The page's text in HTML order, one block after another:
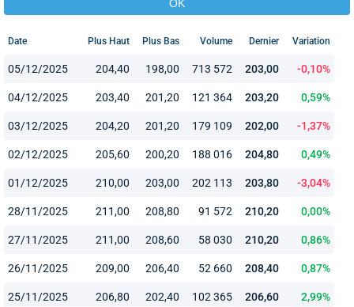
Date Plus Haut Plus Bas Volume Dernier Variation
05/12/2025 204,40 198,00 713 572 203,00 -0,10%
04/12/2025 203,40 201,20 121 364 203,20 0,59%
03/12/2025 204,20 201,20 179 109 202,00 -1,37%
02/12/2025 205,60 200,20 188 016 204,80 0,49%
01/12/2025 210,00 203,00 202 113 203,80 -3,04%
28/11/2025 211,00 208,80 91 572 210,20 0,00%
27/11/2025 211,00 208,60 58 030 210,20 0,86%
26/11/2025 209,00 206,40 52 660 208,40 0,87%
25/11/2025 206,80 202,40 102 365 206,60 2,99%